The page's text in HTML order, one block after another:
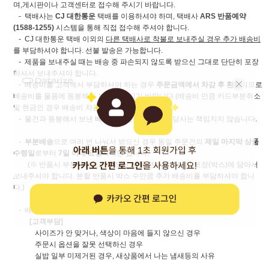
며,게시판이나 고객센터로 접수해 주시기 바랍니다.
- 택배사는 CJ 대한통운 택배를 이용하셔야 하며, 택배사 ARS 반품예약
(1588-1255) 시스템을 통해 직접 접수해 주셔야 합니다.
- CJ 대한통운 택배 이외의 다른 택배사로 착불로 보내주실 경우 추가 배송비
를 부담하셔야 합니다. 선불 발송은 가능합니다.
- 제품을 보내주실 때는 배송 중 파손되지 않도록 받으신 그대로 단단히 포장
하셔서 보내주셔야 합니다.
- 배송비를 고객께서 부담하셔야 하는 경우 주문금액에서 차감 후 환불되므로
배송비를 물품에 동봉해서 보내지 마시기 바랍니다.(배송비 만큼 카드부분취소
및 현금인 경우 배송비 차감 후 환불해 드립니다.)
- 물건과 동봉해서 보낸 배송비가 분실되는 경우 당사는 책임지지 않습니다.
- 부분배송으로 여러 번 나눠서 받으신 경우 동일 주문건의 제일 마지막 상품
수령일 로부터 7일 이내 요청하시면 됩니다.
(※ 반품시 부분배송으로 받으신 상품 전부를 하나의 포장(박스)에 담아서
보내주셔야 합니다. 분할 반품시 박스 수만큼 추가 배송비를 부담하셔야 합니
다.)
- 배송비 부담 주체는 아래와 같이 구분합니다.
[고객부담]
사이즈가 안 맞거나, 색상이 마음에 들지 않으신 경우
주문시 옵션을 잘못 선택하신 경우
실밥 일부 미제거된 경우, 새상품에서 나는 냄새등의 사유